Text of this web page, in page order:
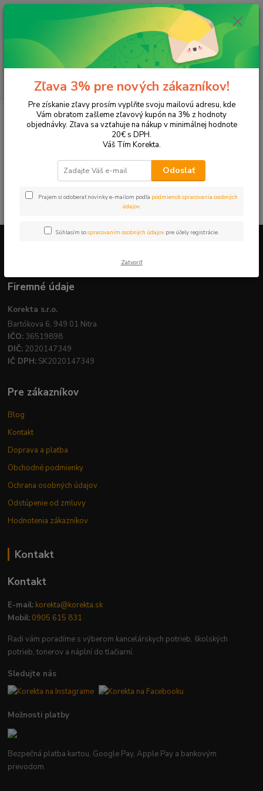
Hľadať
ks
za 0,00 EUR
Tonery a náplne do tlačiarní Hewlett Packard
HP Color LaserJet
Color LaserJet 2620
Color LaserJet 2620
V tejto kategórii nebol nájdený žiadny tovar.
Firemné údaje a informácie
Firemné údaje
Korekta s.r.o.
Bartókova 6, 949 01 Nitra
IČO: 36519898
DIČ: 2020147349
IČ DPH: SK2020147349
Pre zákazníkov
Blog
Kontakt
Doprava a platba
Obchodné podmienky
Ochrana osobných údajov
Odstúpenie od zmluvy
Hodnotenia zákazníkov
Kontakt
Kontakt
E-mail: korekta@korekta.sk
Mobil: 0905 615 831
Radi vám poradíme s výberom kancelárskych potrieb, školských
potrieb, tonerov a náplní do tlačiarní.
Sledujte nás
Možnosti platby
Bezpečná platba kartou, Google Pay, Apple Pay a bankovým
prevodom.
Zľava 3% pre nových zákazníkov!
Pre získanie zľavy prosím vyplňte svoju mailovú adresu, kde
Vám obratom zašleme zľavový kupón na 3% z hodnoty
objednávky. Zľava sa vzťahuje na nákup v minimálnej hodnote
20€ s DPH.
Váš Tím Korekta.
Odoslať
Prajem si odoberať novinky e-mailom podľa podmienok spracovania osobných
údajov.
Súhlasím sospracovaním osobných údajov pre účely registrácie.
Zatvoriť